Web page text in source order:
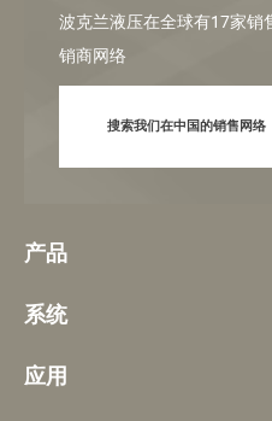
波克兰液压在全球有17家销
销商网络
搜索我们在中国的销售网络
产品
系统
应用